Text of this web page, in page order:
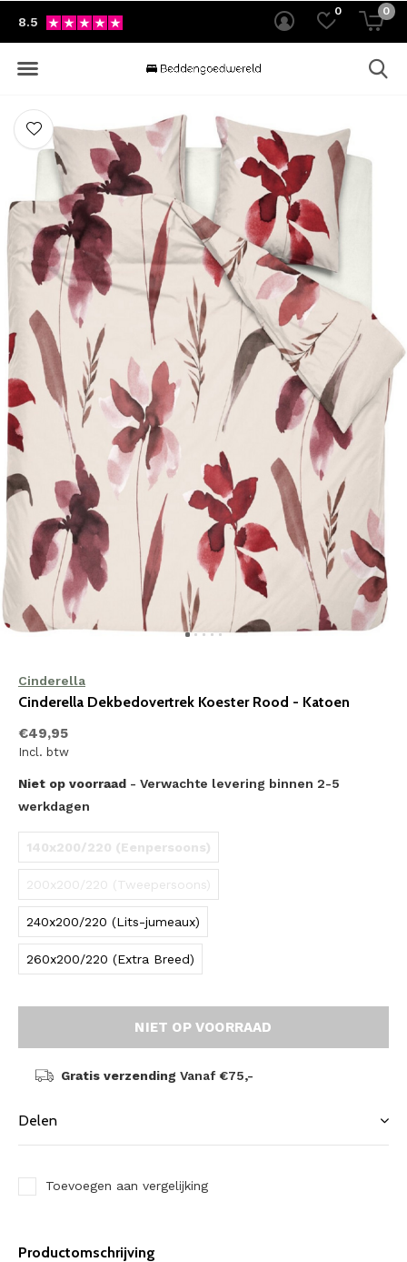
0 0
8.5
Cinderella
Cinderella Dekbedovertrek Koester Rood - Katoen
€49,95
Incl. btw
Niet op voorraad - Verwachte levering binnen 2-5
werkdagen
140x200/220 (Eenpersoons)
200x200/220 (Tweepersoons)
240x200/220 (Lits-jumeaux)
260x200/220 (Extra Breed)
NIET OP VOORRAAD
Gratis verzending Vanaf €75,-
Delen
Toevoegen aan vergelijking
Productomschrijving